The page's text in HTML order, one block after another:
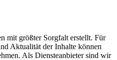
mit größter Sorgfalt erstellt. Für
Aktualität der Inhalte können
Als Diensteanbieter sind wir